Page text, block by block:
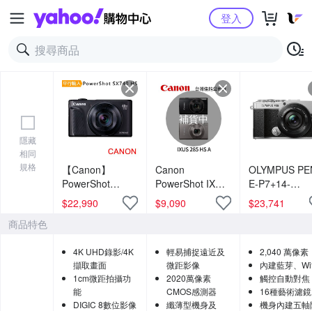
Yahoo購物中心登入
隱藏
相同
規格
【Canon】
PowerShot
SX740 HS 40倍
光學變焦4K數位
$22,990
補貨中
Canon
PowerShot IXUS
285 HS A (公司
貨)
$9,090
OLYMPUS
E-P7+14-
42mmF3.5-
鏡頭組 (公司
$23,741
商品特色
4K UHD錄影/4K
擷取畫面
1cm微距拍攝功
能
DIGIC 8數位影像
輕易捕捉遠近及
微距影像
2020萬像素
CMOS感測器
纖薄型機身及
2,040 萬像素
內建藍芽、
觸控自動對焦
16種藝術濾鏡
機身內建五軸